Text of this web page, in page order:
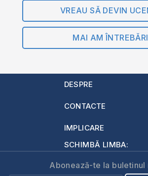
VREAU SĂ DEVIN
MAI AM ÎNTREBĂRI
DESPRE
CONTACTE
IMPLICARE
SCHIMBĂ LIMBA:
Abonează-te la